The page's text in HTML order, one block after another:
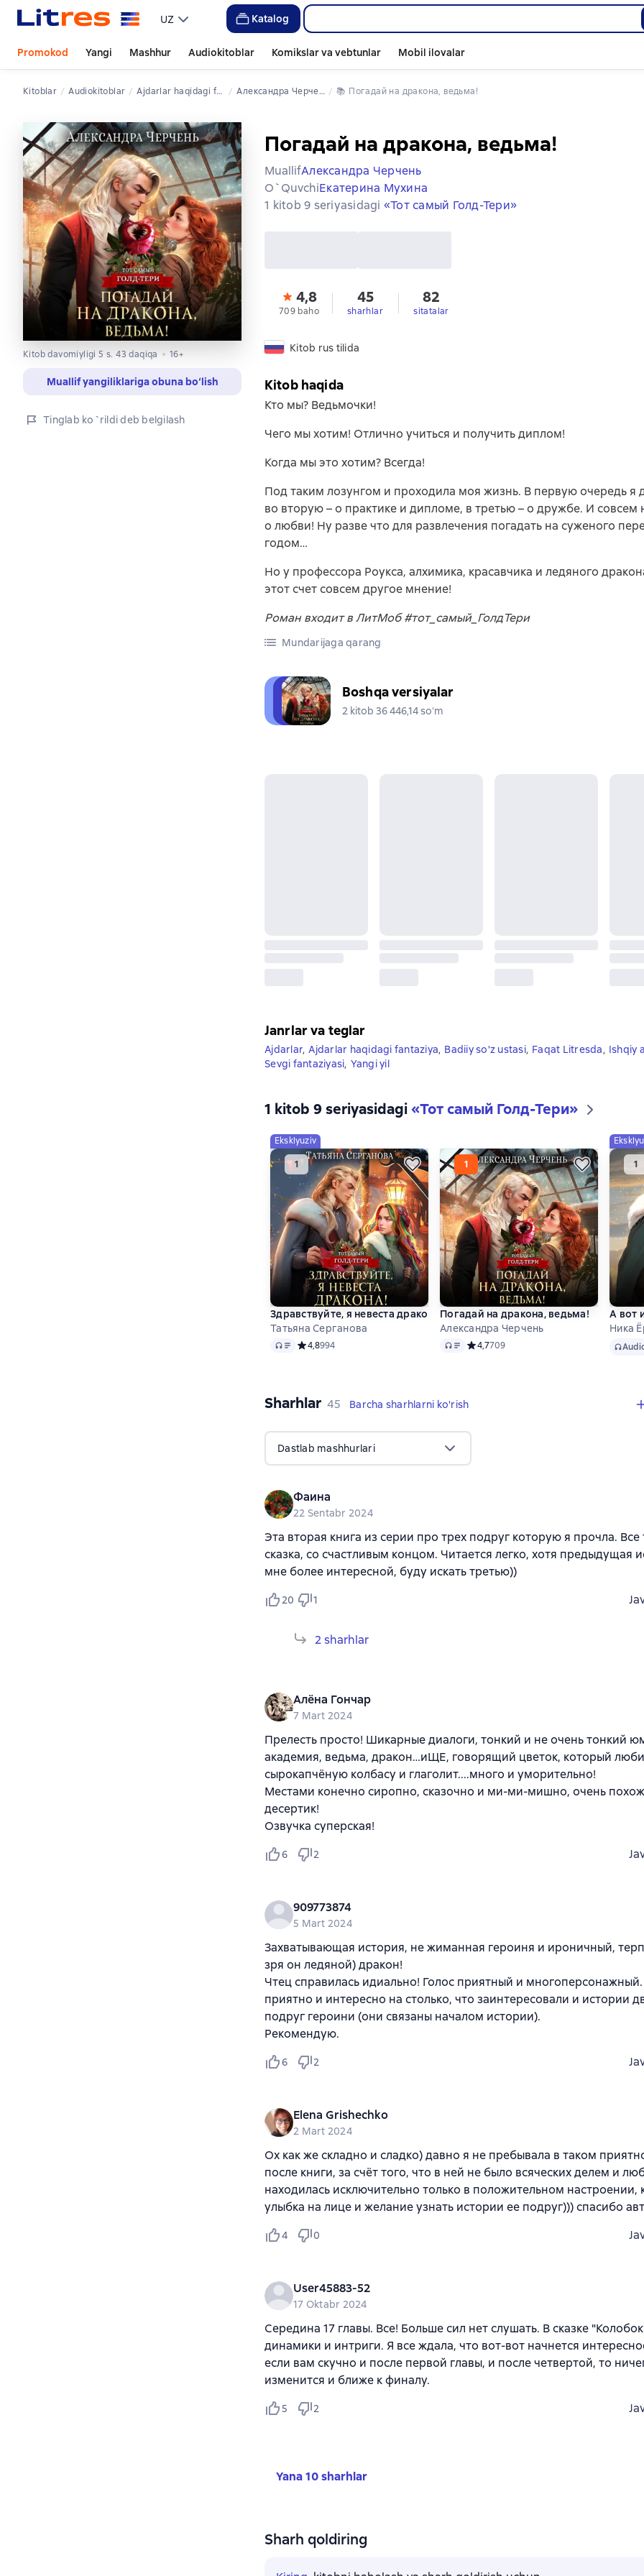
UZ Katalog
Promokod Yangi Mashhur Audiokitoblar Komikslar va vebtunlar Mobil ilovalar
Kitoblar Audiokitoblar ajdarlar haqidagi fantaziya Александра Черчень 📚 Погадай на дракона, ведьма!
Kitob davomiyligi 5 s. 43 daqiqa 16+
Muallif yangiliklariga obuna bo‘lish
Tinglab ko`rildi deb belgilash
Погадай на дракона, ведьма!
MuallifАлександра Черчень
O`quvchiЕкатерина Мухина
1 kitob 9 seriyasidagi «Тот самый Голд-Тери»
4,8
709 baho
45
sharhlar
82
sitatalar
Kitob rus tilida
Kitob haqida
Кто мы? Ведьмочки!
Чего мы хотим! Отлично учиться и получить диплом!
Когда мы это хотим? Всегда!
Под таким лозунгом и проходила моя жизнь. В первую очередь я
во вторую – о практике и дипломе, в третью – о дружбе. И
о любви! Ну разве что для развлечения погадать на суженого
годом…
Но у профессора Роукса, алхимика, красавчика и ледяного
этот счет совсем другое мнение!
Роман входит в ЛитМоб #тот_самый_ГолдТери
Mundarijaga qarang
Boshqa versiyalar
2 kitob 36 446,14 soʻm
Janrlar va teglar
Ajdarlar, Ajdarlar haqidagi fantaziya, Badiiy so'z ustasi, Faqat Litresda, Ishqiy
Sevgi fantaziyasi, Yangi yil
1 kitob 9 seriyasidagi«Тот самый Голд-Тери»
Eksklyuziv
Здравствуйте, я невеста дракона!
Татьяна Серганова
Audio Средний рейтинг 4,8 на основе 994 оценок
4,8994
Погадай на дракона, ведьма!
Александра Черчень
Audio Средний рейтинг 4,7 на основе 709
4,7709
А вот
Ника
Audio
Sharhlar 45 sharhlar
45 Barcha sharhlarni ko'rish
Dastlab mashhurlari
Фаина
22 Sentabr 2024
Эта вторая книга из серии про трех подруг которую я прочла. Все
сказка, со счастливым концом. Читается легко, хотя предыдущая
мне более интересной, буду искать третью))
20 1
2 sharhlar
Алёна Гончар
7 Mart 2024
Прелесть просто! Шикарные диалоги, тонкий и не очень тонкий
академия, ведьма, дракон…иЩЕ, говорящий цветок, который
сырокапчёную колбасу и глаголит....много и уморительно!
Местами конечно сиропно, сказочно и ми-ми-мишно, очень
десертик!
Озвучка суперская!
6 2
909773874
5 Mart 2024
Захватывающая история, не жиманная героиня и ироничный,
зря он ледяной) дракон!
Чтец справилась идиально! Голос приятный и
приятно и интересно на столько, что заинтересовали и истории
подруг героини (они связаны началом истории).
Рекомендую.
6 2
Elena Grishechko
2 Mart 2024
Ох как же складно и сладко) давно я не пребывала в таком
после книги, за счёт того, что в ней не было всяческих делем и
находилась исключительно только в положительном настроении,
улыбка на лице и желание узнать истории ее подруг))) спасибо
4 0
User45883-52
17 Oktabr 2024
Середина 17 главы. Все! Больше сил нет слушать. В сказке
динамики и интриги. Я все ждала, что вот-вот начнется
если вам скучно и после первой главы, и после четвертой, то
изменится и ближе к финалу.
5 2
Yana 10 sharhlar
Sharh qoldiring